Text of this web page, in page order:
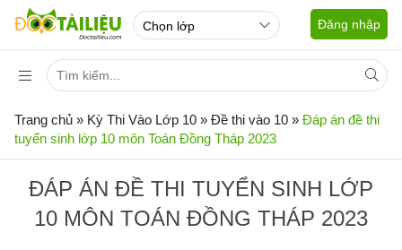
Đăng nhập
Trang chủ » Kỳ Thi Vào Lớp 10 » Đề thi vào 10 » Đáp án đề thi
tuyển sinh lớp 10 môn Toán Đồng Tháp 2023
ĐÁP ÁN ĐỀ THI TUYỂN SINH LỚP
10 MÔN TOÁN ĐỒNG THÁP 2023